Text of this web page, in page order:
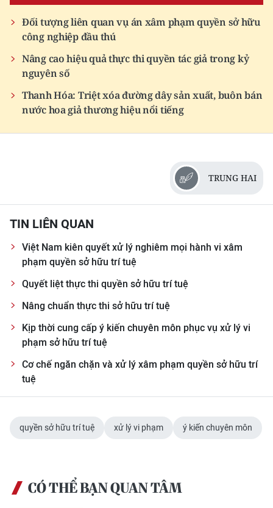
Media Pháp luật
Media Du lịch
Media Thế giới
Media Giáo dục
Ảnh
Infographic
TIN MỚI
TIN ĐỊA PHƯƠNG
Trung du và miền núi phía Bắc
Đồng bằng sông Hồng
Bắc Trung Bộ
Duyên hải Nam Trung Bộ và Tây
Đồng bằng sông Cửu Long
Đối tượng liên quan vụ án xâm phạm quyền sở hữu
công nghiệp đầu thú
Nâng cao hiệu quả thực thi quyền tác giả trong kỷ
nguyên số
Thanh Hóa: Triệt xóa đường dây sản xuất, buôn bán
nước hoa giả thương hiệu nổi tiếng
TRUNG HAI
TIN LIÊN QUAN
Việt Nam kiên quyết xử lý nghiêm mọi hành vi xâm
phạm quyền sở hữu trí tuệ
Quyết liệt thực thi quyền sở hữu trí tuệ
Nâng chuẩn thực thi sở hữu trí tuệ
Kịp thời cung cấp ý kiến chuyên môn phục vụ xử lý vi
phạm sở hữu trí tuệ
Cơ chế ngăn chặn và xử lý xâm phạm quyền sở hữu trí
tuệ
quyền sở hữu trí tuệ xử lý vi phạm ý kiến chuyên môn
CÓ THỂ BẠN QUAN TÂM